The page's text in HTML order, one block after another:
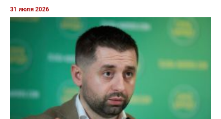
31 июля 2026